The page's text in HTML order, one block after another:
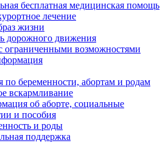
бесплатная медицинская помощь
лечение
жизни
дорожного движения
ограниченными возможностями
беременности, абортам и родам
вскармливание
об аборте, социальные
и пособия
и роды
поддержка